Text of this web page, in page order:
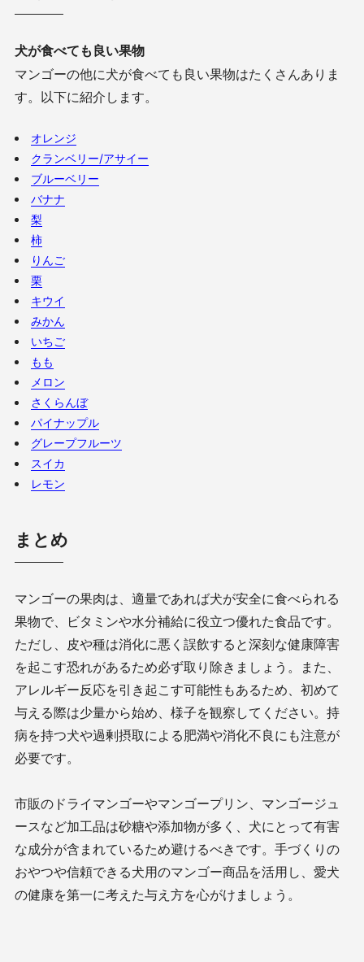
犬が食べても良い果物
マンゴーの他に犬が食べても良い果物はたくさんありま
す。以下に紹介します。
オレンジ
クランベリー/アサイー
ブルーベリー
バナナ
梨
柿
りんご
栗
キウイ
みかん
いちご
もも
メロン
さくらんぼ
パイナップル
グレープフルーツ
スイカ
レモン
まとめ
マンゴーの果肉は、適量であれば犬が安全に食べられる
果物で、ビタミンや水分補給に役立つ優れた食品です。
ただし、皮や種は消化に悪く誤飲すると深刻な健康障害
を起こす恐れがあるため必ず取り除きましょう。また、
アレルギー反応を引き起こす可能性もあるため、初めて
与える際は少量から始め、様子を観察してください。持
病を持つ犬や過剰摂取による肥満や消化不良にも注意が
必要です。
市販のドライマンゴーやマンゴープリン、マンゴージュ
ースなど加工品は砂糖や添加物が多く、犬にとって有害
な成分が含まれているため避けるべきです。手づくりの
おやつや信頼できる犬用のマンゴー商品を活用し、愛犬
の健康を第一に考えた与え方を心がけましょう。